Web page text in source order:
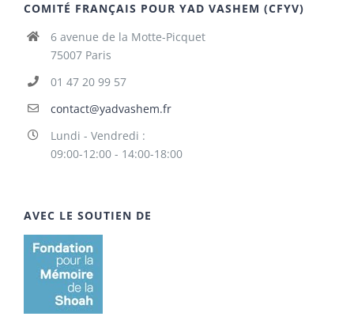
COMITÉ FRANÇAIS POUR YAD VASHEM (CFYV)
6 avenue de la Motte-Picquet
75007 Paris
01 47 20 99 57
contact@yadvashem.fr
Lundi - Vendredi :
09:00-12:00 - 14:00-18:00
AVEC LE SOUTIEN DE